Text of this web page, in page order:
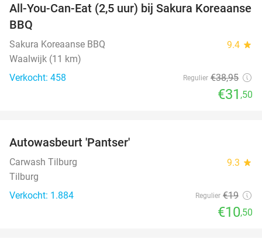
19%
All-You-Can-Eat (2,5 uur) bij Sakura Koreaanse
BBQ
Sakura Koreaanse BBQ 9.4 star
Waalwijk (11 km)
Verkocht: 458
Regulier €38,95
€31 ,50
Autowasbeurt 'Pantser'
Carwash Tilburg 9.3 star
Tilburg
Verkocht: 1.884
Regulier €19
€10,50